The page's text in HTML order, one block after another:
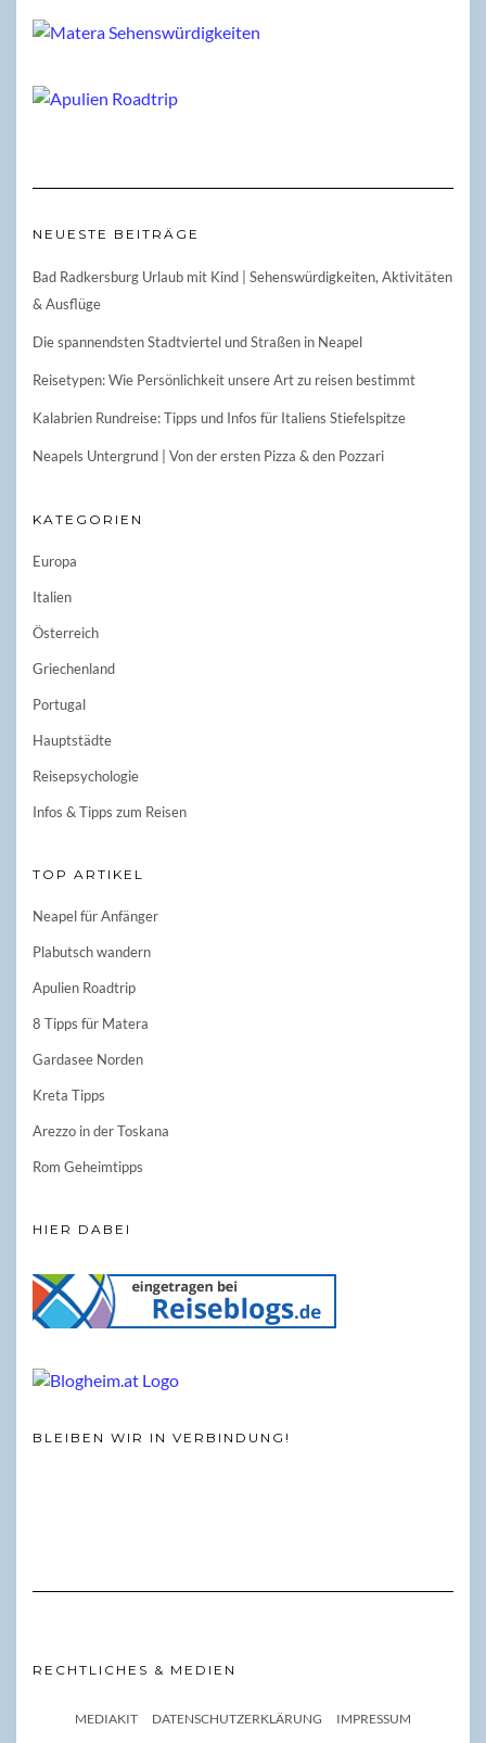
NEUESTE BEITRÄGE
Bad Radkersburg Urlaub mit Kind | Sehenswürdigkeiten, Aktivitäten
& Ausflüge
Die spannendsten Stadtviertel und Straßen in Neapel
Reisetypen: Wie Persönlichkeit unsere Art zu reisen bestimmt
Kalabrien Rundreise: Tipps und Infos für Italiens Stiefelspitze
Neapels Untergrund | Von der ersten Pizza & den Pozzari
KATEGORIEN
Europa
Italien
Österreich
Griechenland
Portugal
Hauptstädte
Reisepsychologie
Infos & Tipps zum Reisen
TOP ARTIKEL
Neapel für Anfänger
Plabutsch wandern
Apulien Roadtrip
8 Tipps für Matera
Gardasee Norden
Kreta Tipps
Arezzo in der Toskana
Rom Geheimtipps
HIER DABEI
BLEIBEN WIR IN VERBINDUNG!
RECHTLICHES & MEDIEN
MEDIAKIT DATENSCHUTZERKLÄRUNG IMPRESSUM